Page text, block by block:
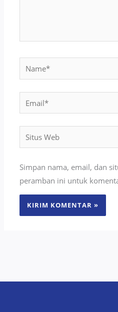
Name*
Situs
Web
Simpan nama, email, dan
peramban ini untuk